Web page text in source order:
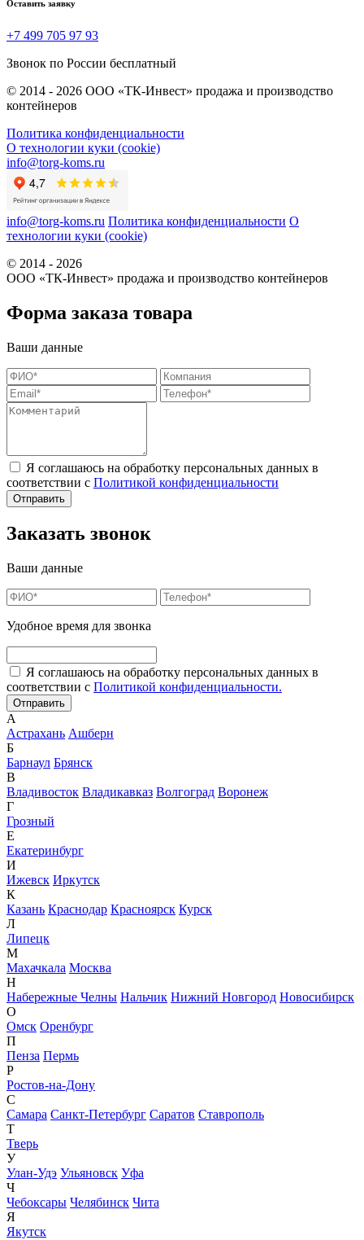
Оставить заявку
+7 499 705 97 93
Звонок по России бесплатный
© 2014 - 2026 ООО «ТК-Инвест» продажа и производство
контейнеров
Политика конфиденциальности
О технологии куки (cookie)
info@torg-koms.ru
info@torg-koms.ru Политика конфиденциальности О
технологии куки (cookie)
© 2014 - 2026
ООО «ТК-Инвест» продажа и производство контейнеров
Форма заказа товара
Ваши данные
Я соглашаюсь на обработку персональных данных в
соответствии с Политикой конфиденциальности
Заказать звонок
Ваши данные
Удобное время для звонка
Я соглашаюсь на обработку персональных данных в
соответствии с Политикой конфиденциальности.
А
Астрахань Ашберн
Б
Барнаул Брянск
В
Владивосток Владикавказ Волгоград Воронеж
Г
Грозный
Е
Екатеринбург
И
Ижевск Иркутск
К
Казань Краснодар Красноярск Курск
Л
Липецк
М
Махачкала Москва
Н
Набережные Челны Нальчик Нижний Новгород Новосибирск
О
Омск Оренбург
П
Пенза Пермь
Р
Ростов-на-Дону
С
Самара Санкт-Петербург Саратов Ставрополь
Т
Тверь
У
Улан-Удэ Ульяновск Уфа
Ч
Чебоксары Челябинск Чита
Я
Якутск